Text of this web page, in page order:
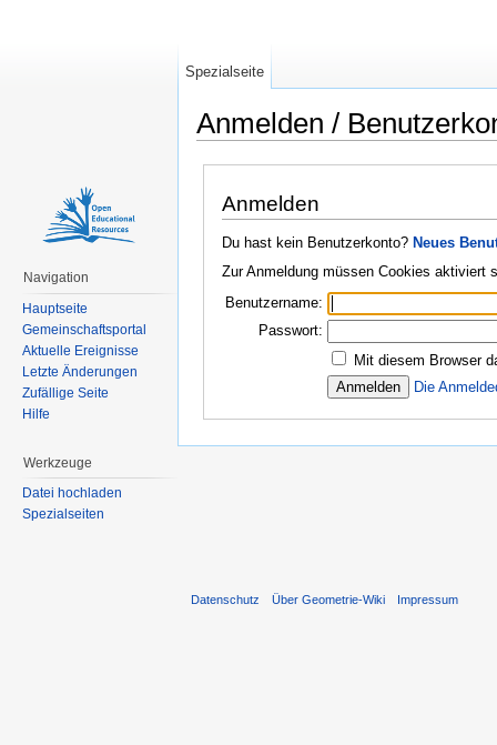
Anmelden /
Anmelden
Du hast kein Benutzerkonto? Neues
Zur Anmeldung müssen Cookies aktiviert
Benutzername:
Passwort:
Mit diesem Browser
Die
Spezialseite
Navigation
Hauptseite
Gemeinschaftsportal
Aktuelle Ereignisse
Letzte Änderungen
Zufällige Seite
Hilfe
Werkzeuge
Datei hochladen
Spezialseiten
Datenschutz Über Geometrie-Wiki Impressum